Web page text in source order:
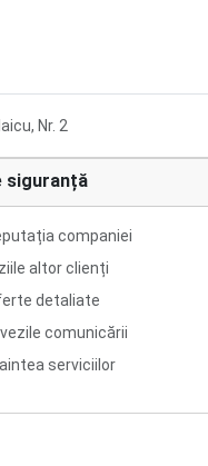
Nr. 2
siguranță
companiei
altor clienți
detaliate
comunicării
serviciilor